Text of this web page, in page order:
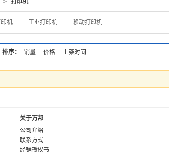
> 打印机
机 工业打印机 移动打印机
排序： 销量 价格 上架时间
关于万邦
公司介绍
联系方式
经销授权书